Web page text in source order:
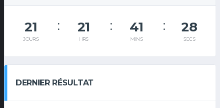
21
JOURS
21
HRS
41
MINS
28
SECS
DERNIER RÉSULTAT